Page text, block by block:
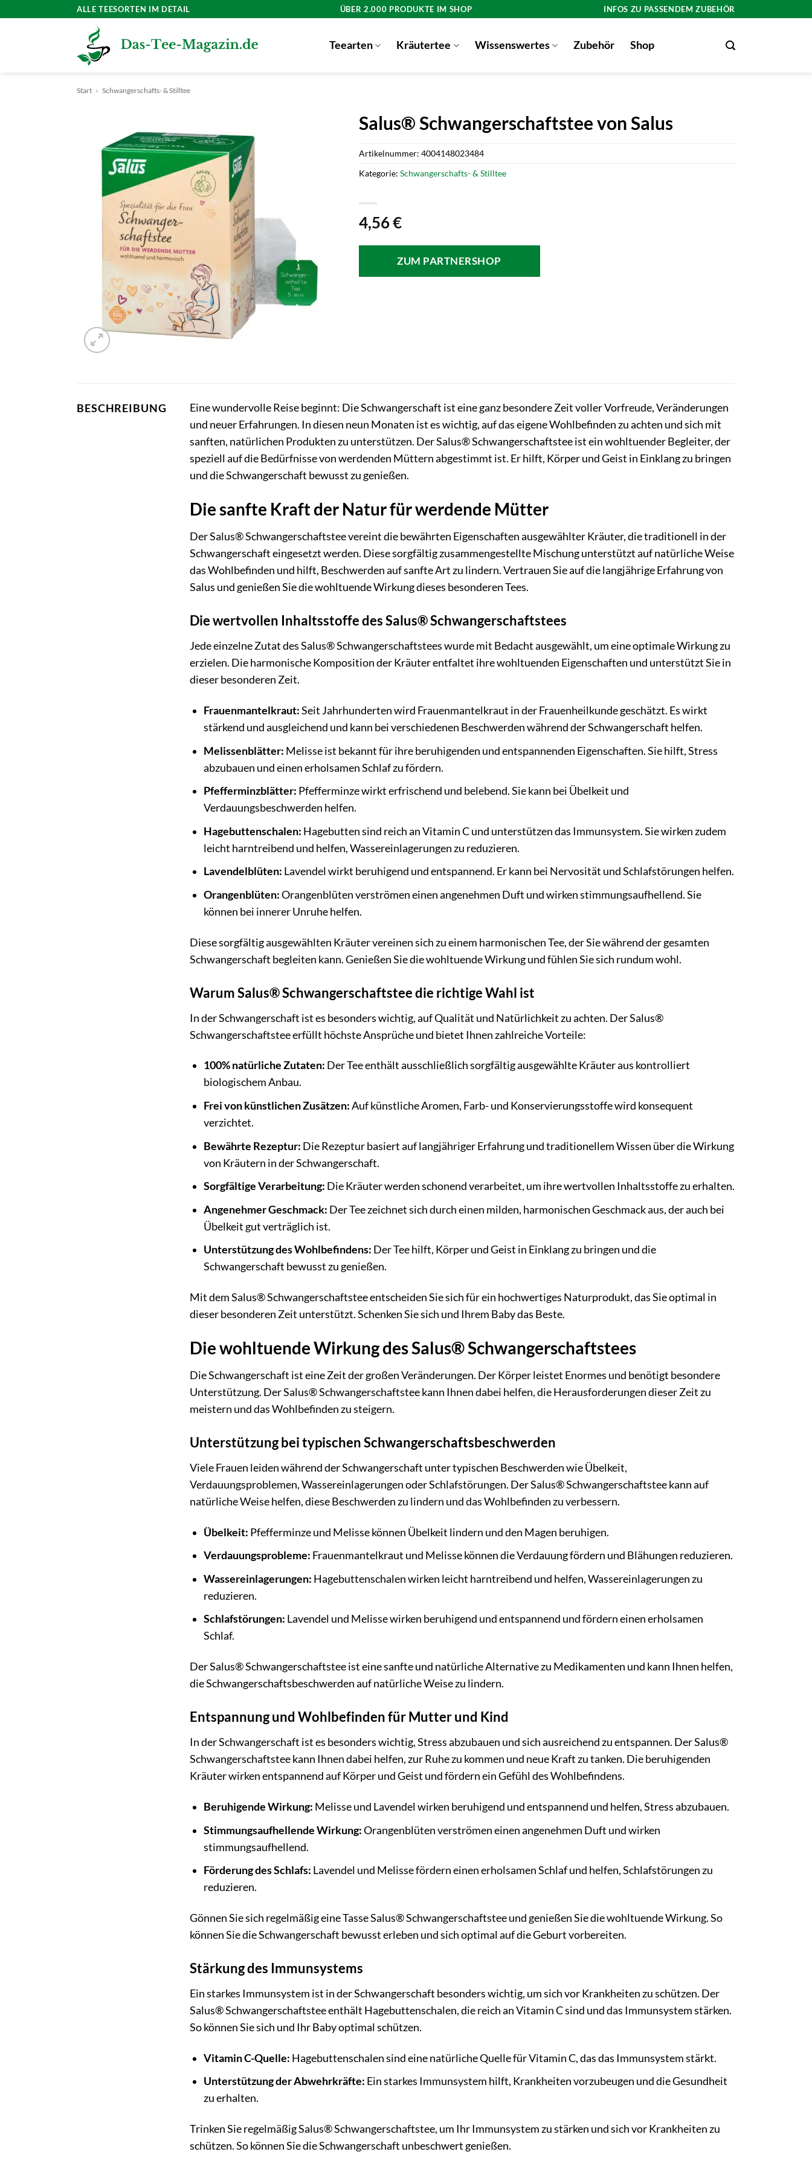
ALLE TEESORTEN IM DETAIL ÜBER 2.000 PRODUKTE IM SHOP INFOS ZU PASSENDEM ZUBEHÖR
Teearten Kräutertee Wissenswertes Zubehör Shop
Start » Schwangerschafts- & Stilltee
Salus® Schwangerschaftstee von Salus
4,56€
ZUM PARTNERSHOP
Artikelnummer: 4004148023484
Kategorie: Schwangerschafts- & Stilltee
BESCHREIBUNG
Eine wundervolle Reise beginnt: Die Schwangerschaft ist eine ganz besondere Zeit voller Vorfreude, Veränderungen
und neuer Erfahrungen. In diesen neun Monaten ist es wichtig, auf das eigene Wohlbefinden zu achten und sich mit
sanften, natürlichen Produkten zu unterstützen. Der Salus® Schwangerschaftstee ist ein wohltuender Begleiter, der
speziell auf die Bedürfnisse von werdenden Müttern abgestimmt ist. Er hilft, Körper und Geist in Einklang zu bringen
und die Schwangerschaft bewusst zu genießen.
Die sanfte Kraft der Natur für werdende Mütter
Der Salus® Schwangerschaftstee vereint die bewährten Eigenschaften ausgewählter Kräuter, die traditionell in der
Schwangerschaft eingesetzt werden. Diese sorgfältig zusammengestellte Mischung unterstützt auf natürliche Weise
das Wohlbefinden und hilft, Beschwerden auf sanfte Art zu lindern. Vertrauen Sie auf die langjährige Erfahrung von
Salus und genießen Sie die wohltuende Wirkung dieses besonderen Tees.
Die wertvollen Inhaltsstoffe des Salus® Schwangerschaftstees
Jede einzelne Zutat des Salus® Schwangerschaftstees wurde mit Bedacht ausgewählt, um eine optimale Wirkung zu
erzielen. Die harmonische Komposition der Kräuter entfaltet ihre wohltuenden Eigenschaften und unterstützt Sie in
dieser besonderen Zeit.
Frauenmantelkraut:Seit Jahrhunderten wird Frauenmantelkraut in der Frauenheilkunde geschätzt. Es wirkt
stärkend und ausgleichend und kann bei verschiedenen Beschwerden während der Schwangerschaft helfen.
Melissenblätter: Melisse ist bekannt für ihre beruhigenden und entspannenden Eigenschaften. Sie hilft, Stress
abzubauen und einen erholsamen Schlaf zu fördern.
Pfefferminzblätter: Pfefferminze wirkt erfrischend und belebend. Sie kann bei Übelkeit und
Verdauungsbeschwerden helfen.
Hagebuttenschalen: Hagebutten sind reich an Vitamin C und unterstützen das Immunsystem. Sie wirken zudem
leicht harntreibend und helfen, Wassereinlagerungen zu reduzieren.
Lavendelblüten: Lavendel wirkt beruhigend und entspannend. Er kann bei Nervosität und Schlafstörungen helfen.
Orangenblüten:Orangenblüten verströmen einen angenehmen Duft und wirken stimmungsaufhellend. Sie
können bei innerer Unruhe helfen.
Diese sorgfältig ausgewählten Kräuter vereinen sich zu einem harmonischen Tee, der Sie während der gesamten
Schwangerschaft begleiten kann. Genießen Sie die wohltuende Wirkung und fühlen Sie sich rundum wohl.
Warum Salus® Schwangerschaftstee die richtige Wahl ist
In der Schwangerschaft ist es besonders wichtig, auf Qualität und Natürlichkeit zu achten. Der Salus®
Schwangerschaftstee erfüllt höchste Ansprüche und bietet Ihnen zahlreiche Vorteile:
100% natürliche Zutaten: Der Tee enthält ausschließlich sorgfältig ausgewählte Kräuter aus kontrolliert
biologischem Anbau.
Frei von künstlichen Zusätzen:Auf künstliche Aromen, Farb- und Konservierungsstoffe wird konsequent
verzichtet.
Bewährte Rezeptur: Die Rezeptur basiert auf langjähriger Erfahrung und traditionellem Wissen über die Wirkung
von Kräutern in der Schwangerschaft.
Sorgfältige Verarbeitung: Die Kräuter werden schonend verarbeitet, um ihre wertvollen Inhaltsstoffe zu erhalten.
Angenehmer Geschmack: Der Tee zeichnet sich durch einen milden, harmonischen Geschmack aus, der auch bei
Übelkeit gut verträglich ist.
Unterstützung des Wohlbefindens: Der Tee hilft, Körper und Geist in Einklang zu bringen und die
Schwangerschaft bewusst zu genießen.
Mit dem Salus® Schwangerschaftstee entscheiden Sie sich für ein hochwertiges Naturprodukt, das Sie optimal in
dieser besonderen Zeit unterstützt. Schenken Sie sich und Ihrem Baby das Beste.
Die wohltuende Wirkung des Salus® Schwangerschaftstees
Die Schwangerschaft ist eine Zeit der großen Veränderungen. Der Körper leistet Enormes und benötigt besondere
Unterstützung. Der Salus® Schwangerschaftstee kann Ihnen dabei helfen, die Herausforderungen dieser Zeit zu
meistern und das Wohlbefinden zu steigern.
Unterstützung bei typischen Schwangerschaftsbeschwerden
Viele Frauen leiden während der Schwangerschaft unter typischen Beschwerden wie Übelkeit,
Verdauungsproblemen, Wassereinlagerungen oder Schlafstörungen. Der Salus® Schwangerschaftstee kann auf
natürliche Weise helfen, diese Beschwerden zu lindern und das Wohlbefinden zu verbessern.
Übelkeit: Pfefferminze und Melisse können Übelkeit lindern und den Magen beruhigen.
Verdauungsprobleme: Frauenmantelkraut und Melisse können die Verdauung fördern und Blähungen reduzieren.
Wassereinlagerungen: Hagebuttenschalen wirken leicht harntreibend und helfen, Wassereinlagerungen zu
reduzieren.
Schlafstörungen: Lavendel und Melisse wirken beruhigend und entspannend und fördern einen erholsamen
Schlaf.
Der Salus® Schwangerschaftstee ist eine sanfte und natürliche Alternative zu Medikamenten und kann Ihnen helfen,
die Schwangerschaftsbeschwerden auf natürliche Weise zu lindern.
Entspannung und Wohlbefinden für Mutter und Kind
In der Schwangerschaft ist es besonders wichtig, Stress abzubauen und sich ausreichend zu entspannen. Der Salus®
Schwangerschaftstee kann Ihnen dabei helfen, zur Ruhe zu kommen und neue Kraft zu tanken. Die beruhigenden
Kräuter wirken entspannend auf Körper und Geist und fördern ein Gefühl des Wohlbefindens.
Beruhigende Wirkung: Melisse und Lavendel wirken beruhigend und entspannend und helfen, Stress abzubauen.
Stimmungsaufhellende Wirkung:Orangenblüten verströmen einen angenehmen Duft und wirken
stimmungsaufhellend.
Förderung des Schlafs: Lavendel und Melisse fördern einen erholsamen Schlaf und helfen, Schlafstörungen zu
reduzieren.
Gönnen Sie sich regelmäßig eine Tasse Salus® Schwangerschaftstee und genießen Sie die wohltuende Wirkung. So
können Sie die Schwangerschaft bewusst erleben und sich optimal auf die Geburt vorbereiten.
Stärkung des Immunsystems
Ein starkes Immunsystem ist in der Schwangerschaft besonders wichtig, um sich vor Krankheiten zu schützen. Der
Salus® Schwangerschaftstee enthält Hagebuttenschalen, die reich an Vitamin C sind und das Immunsystem stärken.
So können Sie sich und Ihr Baby optimal schützen.
Vitamin C-Quelle: Hagebuttenschalen sind eine natürliche Quelle für Vitamin C, das das Immunsystem stärkt.
Unterstützung der Abwehrkräfte: Ein starkes Immunsystem hilft, Krankheiten vorzubeugen und die Gesundheit
zu erhalten.
Trinken Sie regelmäßig Salus® Schwangerschaftstee, um Ihr Immunsystem zu stärken und sich vor Krankheiten zu
schützen. So können Sie die Schwangerschaft unbeschwert genießen.